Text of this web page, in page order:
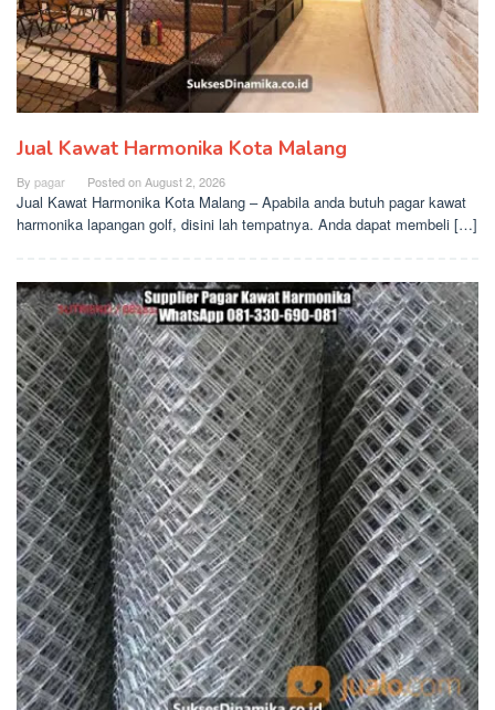
Jual Kawat Harmonika Kota Malang
By pagar Posted onAugust 2, 2026
Jual Kawat Harmonika Kota Malang – Apabila anda butuh pagar kawat
harmonika lapangan golf, disini lah tempatnya. Anda dapat membeli […]